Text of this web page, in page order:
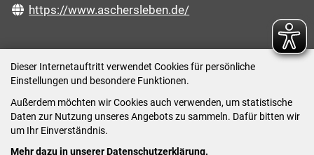
Dieser Internetauftritt verwendet Cookies für persönliche
Einstellungen und besondere Funktionen.
Außerdem möchten wir Cookies auch verwenden, um statistische
Daten zur Nutzung unseres Angebots zu sammeln. Dafür bitten wir
um Ihr Einverständnis.
Mehr dazu in unserer Datenschutzerklärung.
https://www.aschersleben.de/
Montag: 09:00-12:00 /14:00-15:00 Uhr
Dienstag: 09:00-12:00 /14:00-16:00 Uhr
Mittwoch: 09:00 - 12:00 Uhr (nach vorheriger